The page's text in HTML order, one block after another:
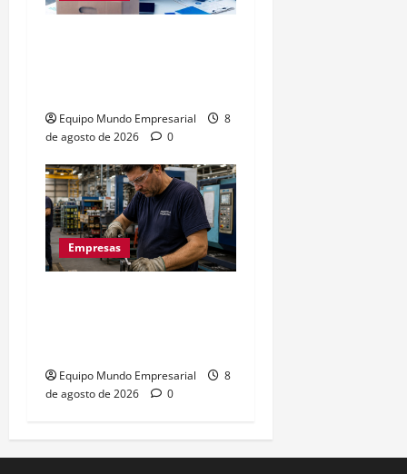
Equipo Mundo Empresarial
8
de agosto de 2026
0
Empresas
Equipo Mundo Empresarial
8
de agosto de 2026
0